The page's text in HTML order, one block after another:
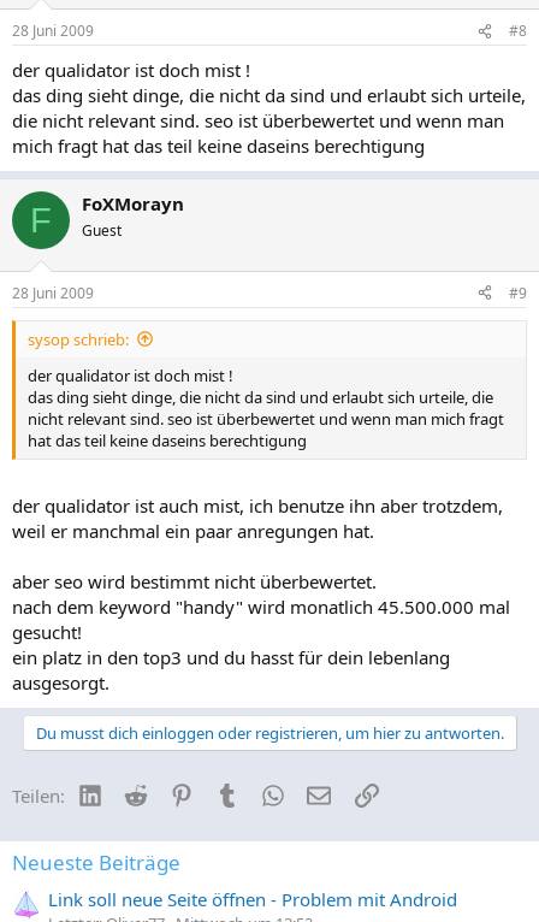
28 Juni 2009 #8
der qualidator ist doch mist !
das ding sieht dinge, die nicht da sind und erlaubt sich urteile,
die nicht relevant sind. seo ist überbewertet und wenn man
mich fragt hat das teil keine daseins berechtigung
F FoXMorayn
Guest
28 Juni 2009 #9
sysop schrieb:
der qualidator ist doch mist !
das ding sieht dinge, die nicht da sind und erlaubt sich urteile, die
nicht relevant sind. seo ist überbewertet und wenn man mich fragt
hat das teil keine daseins berechtigung
der qualidator ist auch mist, ich benutze ihn aber trotzdem,
weil er manchmal ein paar anregungen hat.
aber seo wird bestimmt nicht überbewertet.
nach dem keyword "handy" wird monatlich 45.500.000 mal
gesucht!
ein platz in den top3 und du hasst für dein lebenlang
ausgesorgt.
Du musst dich einloggen oder registrieren, um hier zu antworten.
Teilen: LinkedIn
Reddit PinterestTumblrWhatsApp
E-MailLink
Neueste Beiträge
Link soll neue Seite öffnen - Problem mit Android